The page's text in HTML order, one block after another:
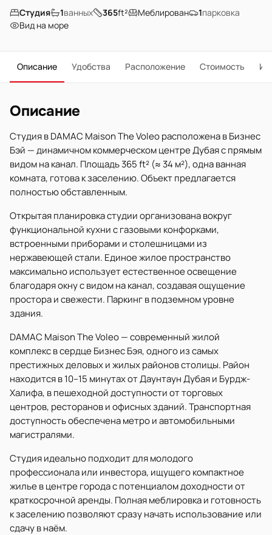
Студия 1ванных 365ft² Меблирован 1парковка
Вид на море
Описание Удобства Расположение Стоимость
Описание
Студия в DAMAC Maison The Voleo расположена в Бизнес
Бэй — динамичном коммерческом центре Дубая с прямым
видом на канал. Площадь 365 ft² (≈ 34 м²), одна ванная
комната, готова к заселению. Объект предлагается
полностью обставленным.
Открытая планировка студии организована вокруг
функциональной кухни с газовыми конфорками,
встроенными приборами и столешницами из
нержавеющей стали. Единое жилое пространство
максимально использует естественное освещение
благодаря окну с видом на канал, создавая ощущение
простора и свежести. Паркинг в подземном уровне
здания.
DAMAC Maison The Voleo — современный жилой
комплекс в сердце Бизнес Бэя, одного из самых
престижных деловых и жилых районов столицы. Район
находится в 10–15 минутах от Даунтаун Дубая и Бурдж-
Халифа, в пешеходной доступности от торговых
центров, ресторанов и офисных зданий. Транспортная
доступность обеспечена метро и автомобильными
магистралями.
Студия идеально подходит для молодого
профессионала или инвестора, ищущего компактное
жилье в центре города с потенциалом доходности от
краткосрочной аренды. Полная меблировка и готовность
к заселению позволяют сразу начать использование или
сдачу в наём.